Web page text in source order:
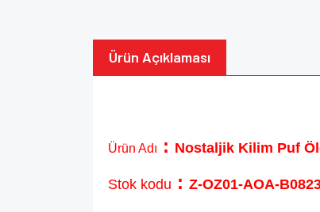
Ürün Açıklaması
Ürün Adı : Nostaljik Kilim Puf
Stok kodu : Z-OZ01-AOA-